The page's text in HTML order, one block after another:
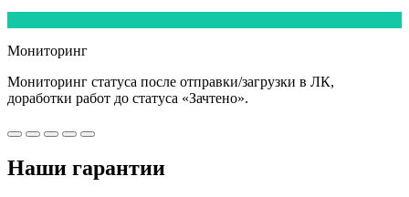
Мониторинг
Мониторинг статуса после отправки/загрузки в ЛК,
доработки работ до статуса «Зачтено».
Наши гарантии